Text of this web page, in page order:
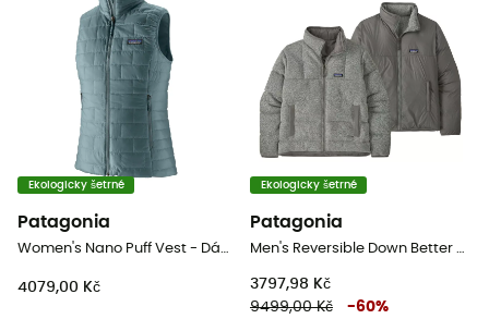
Ekologicky šetrné
Patagonia
Women's Nano Puff Vest - Dámská péřova bez rukávů
4079,00 Kč
Ekologicky šetrné
Patagonia
Men's Reversible Down Better Sweater - Pánská péřova
3797,98 Kč
9499,00 Kč
-60%